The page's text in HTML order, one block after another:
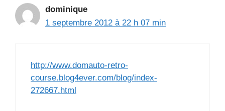
dominique
1 septembre 2012 à 22 h 07 min
http://www.domauto-retro-
course.blog4ever.com/blog/index-
272667.html